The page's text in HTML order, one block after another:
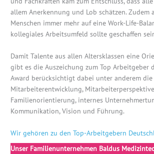
allem Anerkennung und Lob schätzen. Zudem
Menschen immer mehr auf eine Work-Life-
kollegiales Arbeitsumfeld sollte geschaffen
Damit Talente aus allen Altersklassen eine
gibt es die Auszeichung zum Top Arbeitgeber
Award berücksichtigt dabei unter anderem die
Mitarbeiterentwicklung,
Familienorientierung, internes
Kommunikation, Vision und Führung.
Wir gehören zu den Top-Arbeitgebern
Unser Familienunternehmen Baldus